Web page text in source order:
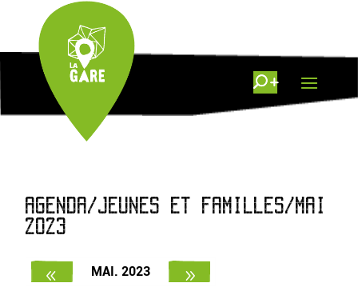
AGENDA/JEUNES ET FAMILLES/MAI
2023
MAI. 2023